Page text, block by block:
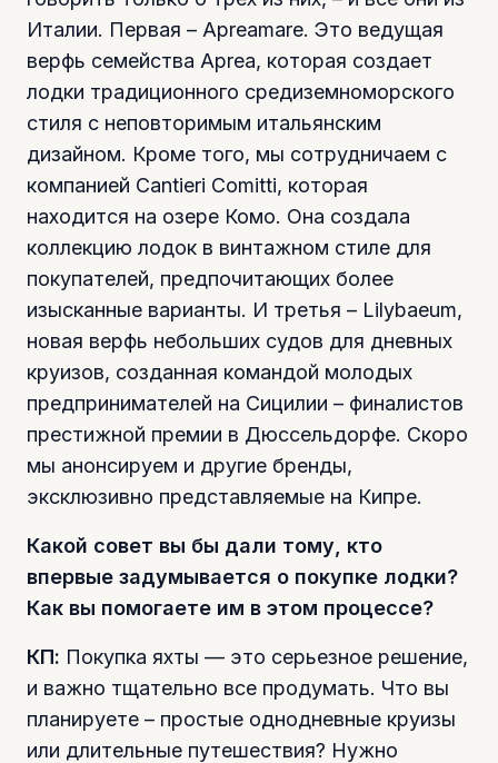
Италии. Первая – Apreamare. Это ведущая
верфь семейства Aprea, которая создает
лодки традиционного средиземноморского
стиля с неповторимым итальянским
дизайном. Кроме того, мы сотрудничаем с
компанией Cantieri Comitti, которая
находится на озере Комо. Она создала
коллекцию лодок в винтажном стиле для
покупателей, предпочитающих более
изысканные варианты. И третья – Lilybaeum,
новая верфь небольших судов для дневных
круизов, созданная командой молодых
предпринимателей на Сицилии – финалистов
престижной премии в Дюссельдорфе. Скоро
мы анонсируем и другие бренды,
эксклюзивно представляемые на Кипре.
Какой совет вы бы дали тому, кто
впервые задумывается о покупке лодки?
Как вы помогаете им в этом процессе?
КП: Покупка яхты — это серьезное решение,
и важно тщательно все продумать. Что вы
планируете – простые однодневные круизы
или длительные путешествия? Нужно